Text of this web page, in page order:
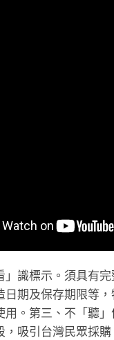
」識標示。須具有
日期及保存期限等
用。第三、不「聽
，吸引台灣民眾採